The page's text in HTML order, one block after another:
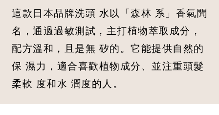
這款日本品牌洗頭 水以「森林 系」香氣聞
名，通過過敏測試，主打植物萃取成分，
配方溫和，且是無 矽的。它能提供自然的
保 濕力，適合喜歡植物成分、並注重頭髮
柔軟 度和水 潤度的人。